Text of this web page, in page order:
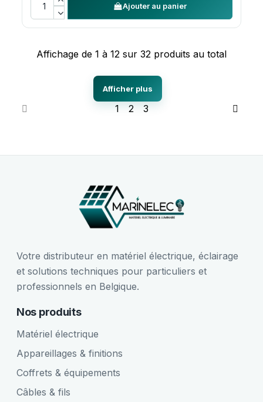
Ajouter au panier
Affichage de 1 à 12 sur 32 produits au total
Afficher plus
1 2 3
Votre distributeur en matériel électrique, éclairage
et solutions techniques pour particuliers et
professionnels en Belgique.
Nos produits
Matériel électrique
Appareillages & finitions
Coffrets & équipements
Câbles & fils